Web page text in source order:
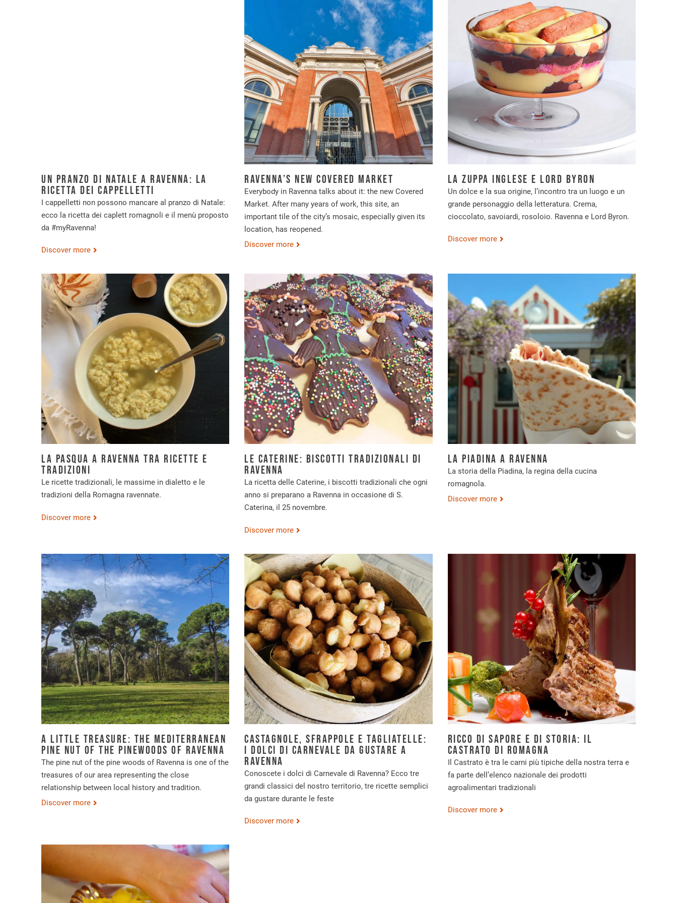
Un pranzo di Natale a Ravenna: la
ricetta dei cappelletti
I cappelletti non possono mancare al pranzo di Natale:
ecco la ricetta dei caplett romagnoli e il menù proposto
da #myRavenna!
Discover more
Ravenna’s new covered market
Everybody in Ravenna talks about it: the new Covered
Market. After many years of work, this site, an
important tile of the city’s mosaic, especially given its
location, has reopened.
Discover more
La Zuppa Inglese e Lord Byron
Un dolce e la sua origine, l’incontro tra un luogo e un
grande personaggio della letteratura. Crema,
cioccolato, savoiardi, rosoloio. Ravenna e Lord Byron.
Discover more
La Pasqua a Ravenna tra ricette e
tradizioni
Le ricette tradizionali, le massime in dialetto e le
tradizioni della Romagna ravennate.
Discover more
Le Caterine: biscotti tradizionali di
Ravenna
La ricetta delle Caterine, i biscotti tradizionali che ogni
anno si preparano a Ravenna in occasione di S.
Caterina, il 25 novembre.
Discover more
La Piadina a Ravenna
La storia della Piadina, la regina della cucina
romagnola.
Discover more
A little treasure: the Mediterranean
pine nut of the pinewoods of Ravenna
The pine nut of the pine woods of Ravenna is one of the
treasures of our area representing the close
relationship between local history and tradition.
Discover more
Castagnole, sfrappole e tagliatelle:
i dolci di Carnevale da gustare a
Ravenna
Conoscete i dolci di Carnevale di Ravenna? Ecco tre
grandi classici del nostro territorio, tre ricette semplici
da gustare durante le feste
Discover more
Ricco di sapore e di storia: il
castrato di Romagna
Il Castrato è tra le carni più tipiche della nostra terra e
fa parte dell’elenco nazionale dei prodotti
agroalimentari tradizionali
Discover more